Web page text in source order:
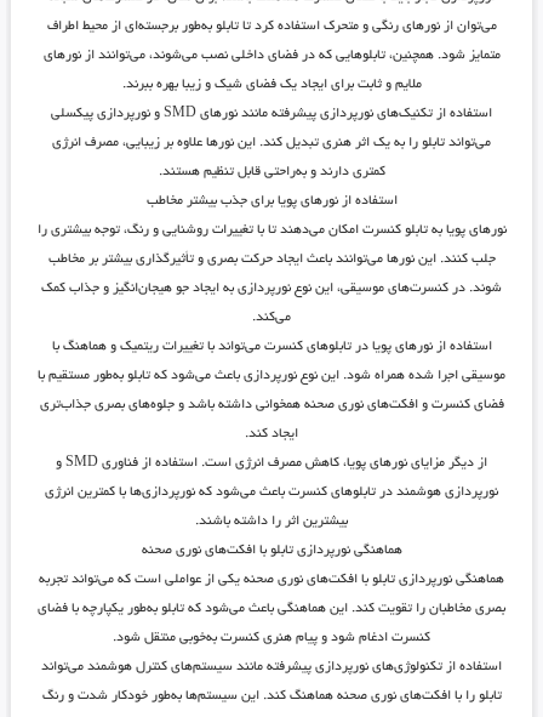
می‌توان از نورهای رنگی و متحرک استفاده کرد تا تابلو به‌طور برجسته‌ای از محیط اطراف
متمایز شود. همچنین، تابلوهایی که در فضای داخلی نصب می‌شوند، می‌توانند از نورهای
ملایم و ثابت برای ایجاد یک فضای شیک و زیبا بهره ببرند.
استفاده از تکنیک‌های نورپردازی پیشرفته مانند نورهای SMD و نورپردازی پیکسلی
می‌تواند تابلو را به یک اثر هنری تبدیل کند. این نورها علاوه بر زیبایی، مصرف انرژی
کمتری دارند و به‌راحتی قابل تنظیم هستند.
استفاده از نورهای پویا برای جذب بیشتر مخاطب
نورهای پویا به تابلو کنسرت امکان می‌دهند تا با تغییرات روشنایی و رنگ، توجه بیشتری را
جلب کنند. این نورها می‌توانند باعث ایجاد حرکت بصری و تأثیرگذاری بیشتر بر مخاطب
شوند. در کنسرت‌های موسیقی، این نوع نورپردازی به ایجاد جو هیجان‌انگیز و جذاب کمک
می‌کند.
استفاده از نورهای پویا در تابلوهای کنسرت می‌تواند با تغییرات ریتمیک و هماهنگ با
موسیقی اجرا شده همراه شود. این نوع نورپردازی باعث می‌شود که تابلو به‌طور مستقیم با
فضای کنسرت و افکت‌های نوری صحنه همخوانی داشته باشد و جلوه‌های بصری جذاب‌تری
ایجاد کند.
از دیگر مزایای نورهای پویا، کاهش مصرف انرژی است. استفاده از فناوری SMD و
نورپردازی هوشمند در تابلوهای کنسرت باعث می‌شود که نورپردازی‌ها با کمترین انرژی
بیشترین اثر را داشته باشند.
هماهنگی نورپردازی تابلو با افکت‌های نوری صحنه
هماهنگی نورپردازی تابلو با افکت‌های نوری صحنه یکی از عواملی است که می‌تواند تجربه
بصری مخاطبان را تقویت کند. این هماهنگی باعث می‌شود که تابلو به‌طور یکپارچه با فضای
کنسرت ادغام شود و پیام هنری کنسرت به‌خوبی منتقل شود.
استفاده از تکنولوژی‌های نورپردازی پیشرفته مانند سیستم‌های کنترل هوشمند می‌تواند
تابلو را با افکت‌های نوری صحنه هماهنگ کند. این سیستم‌ها به‌طور خودکار شدت و رنگ